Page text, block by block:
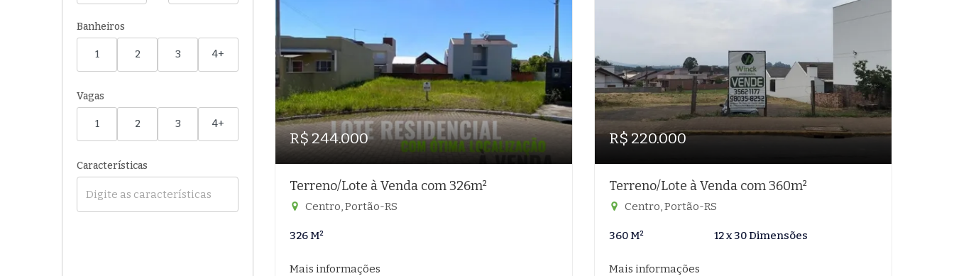
Banheiros
1 2 3 4+
Vagas
1 2 3 4+
Características
R$ 244.000
Terreno/Lote à Venda com 326m²
Centro, Portão-RS
326 M²
Mais informações
R$ 220.000
Terreno/Lote à Venda com 360m²
Centro, Portão-RS
360 M² 12 x 30 Dimensões
Mais informações